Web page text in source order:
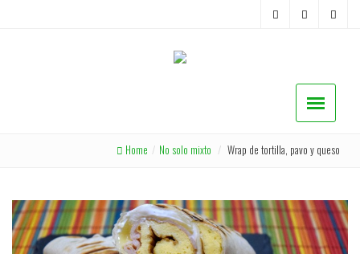
Home / No solo mixto / Wrap de tortilla, pavo y queso